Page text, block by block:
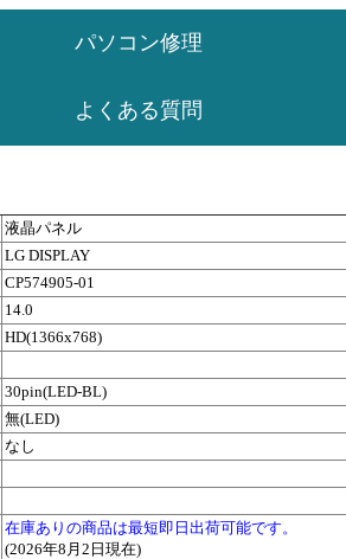
パソコン修理
よくある質問
液晶パネル
LG DISPLAY
CP574905-01
14.0
HD(1366x768)
30pin(LED-BL)
無(LED)
なし
在庫ありの商品は最短即日出荷可能です。
(2026年8月2日現在)